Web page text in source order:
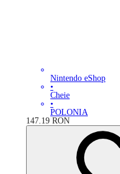
Nintendo eShop
•
Cheie
•
POLONIA
147.19 RON